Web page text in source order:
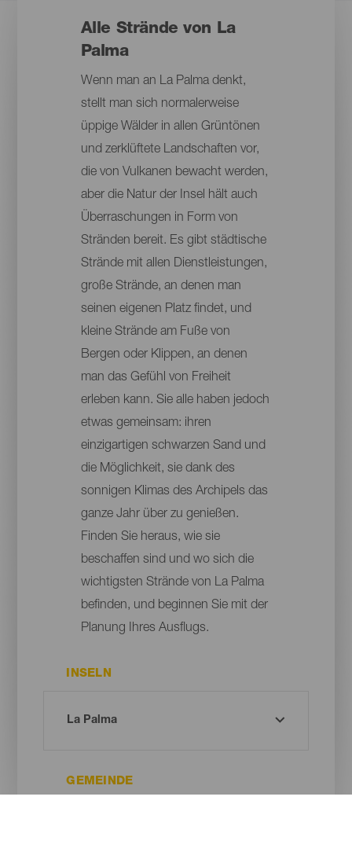
Alle Strände von La
Palma
Wenn man an La Palma denkt,
stellt man sich normalerweise
üppige Wälder in allen Grüntönen
und zerklüftete Landschaften vor,
die von Vulkanen bewacht werden,
aber die Natur der Insel hält auch
Überraschungen in Form von
Stränden bereit. Es gibt städtische
Strände mit allen Dienstleistungen,
große Strände, an denen man
seinen eigenen Platz findet, und
kleine Strände am Fuße von
Bergen oder Klippen, an denen
man das Gefühl von Freiheit
erleben kann. Sie alle haben jedoch
etwas gemeinsam: ihren
einzigartigen schwarzen Sand und
die Möglichkeit, sie dank des
sonnigen Klimas des Archipels das
ganze Jahr über zu genießen.
Finden Sie heraus, wie sie
beschaffen sind und wo sich die
wichtigsten Strände von La Palma
befinden, und beginnen Sie mit der
Planung Ihres Ausflugs.
INSELN
GEMEINDE